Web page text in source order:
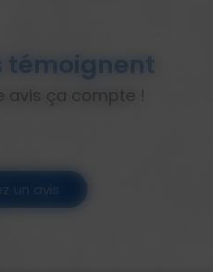
témoignent
avis ça compte !
un avis